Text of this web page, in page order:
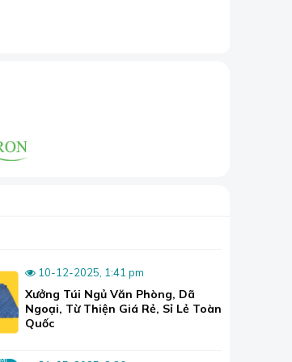
10-12-2025, 1:41 pm
Xưởng Túi Ngủ Văn Phòng, Dã
Ngoại, Từ Thiện Giá Rẻ, Sỉ Lẻ Toàn
Quốc